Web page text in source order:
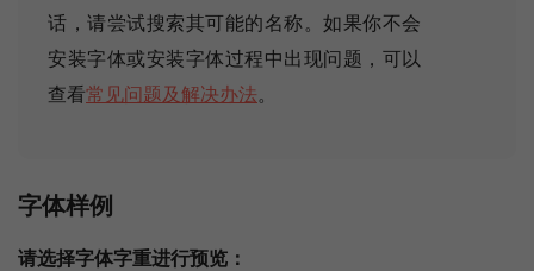
话，请尝试搜索其可能的名称。如果你不会
安装字体或安装字体过程中出现问题，可以
查看常见问题及解决办法。
字体样例
请选择字体字重进行预览：